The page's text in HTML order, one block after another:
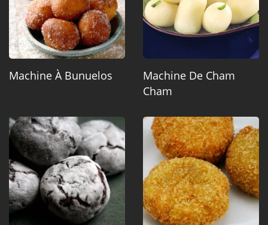
Machine À Bunuelos
Machine De Cham
Cham